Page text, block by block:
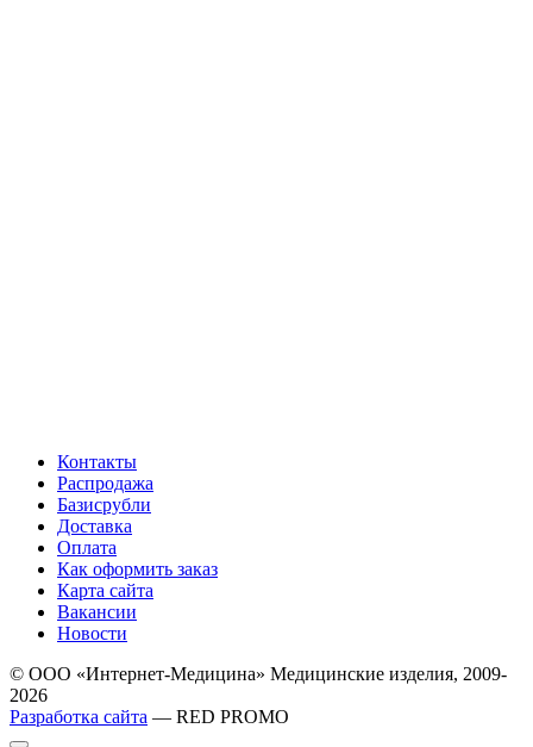
Контакты
Распродажа
Базисрубли
Доставка
Оплата
Как оформить заказ
Карта сайта
Вакансии
Новости
© ООО «Интернет-Медицина» Медицинские изделия, 2009-
2026
Разработка сайта — RED PROMO